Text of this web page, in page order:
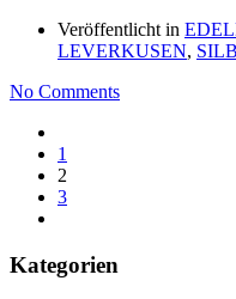
Veröffentlicht in
LEVERKUSEN,
No Comments
1
2
3
Kategorien